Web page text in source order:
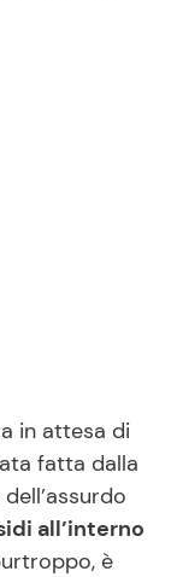
in attesa di
fatta dalla
all’interno
è